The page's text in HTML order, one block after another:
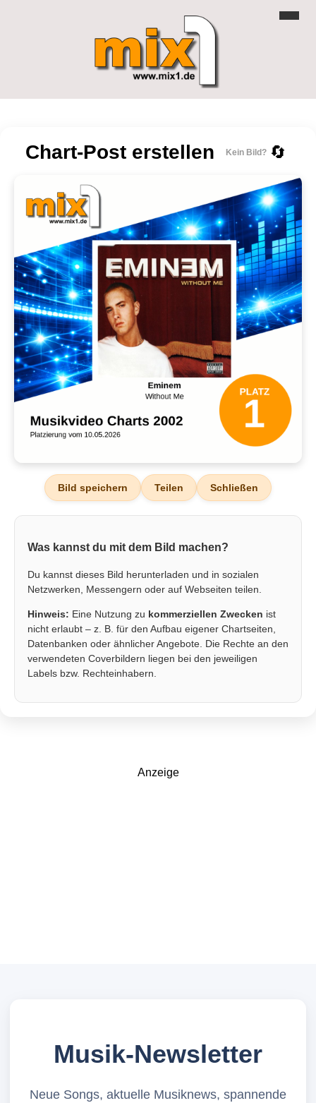
Chart-Post erstellen Kein Bild? 🔄
Bild speichern Teilen Schließen
Was kannst du mit dem Bild machen?
Du kannst dieses Bild herunterladen und in sozialen
Netzwerken, Messengern oder auf Webseiten teilen.
Hinweis: Eine Nutzung zu kommerziellen Zwecken ist
nicht erlaubt – z. B. für den Aufbau eigener Chartseiten,
Datenbanken oder ähnlicher Angebote. Die Rechte an den
verwendeten Coverbildern liegen bei den jeweiligen
Labels bzw. Rechteinhabern.
Anzeige
Musik-Newsletter
Neue Songs, aktuelle Musiknews, spannende